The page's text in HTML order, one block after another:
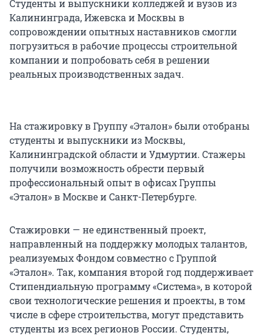
Студенты и выпускники колледжей и вузов из
Калининграда, Ижевска и Москвы в
сопровождении опытных наставников смогли
погрузиться в рабочие процессы строительной
компании и попробовать себя в решении
реальных производственных задач.
На стажировку в Группу «Эталон» были отобраны
студенты и выпускники из Москвы,
Калининградской области и Удмуртии. Стажеры
получили возможность обрести первый
профессиональный опыт в офисах Группы
«Эталон» в Москве и Санкт-Петербурге.
Стажировки — не единственный проект,
направленный на поддержку молодых талантов,
реализуемых Фондом совместно с Группой
«Эталон». Так, компания второй год поддерживает
Стипендиальную программу «Система», в которой
свои технологические решения и проекты, в том
числе в сфере строительства, могут представить
студенты из всех регионов России. Студенты,